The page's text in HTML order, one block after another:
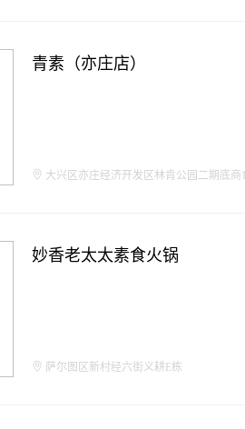
青素（亦庄店）
大兴区亦庄经济开发区林肯公园二期底商
妙香老太太素食火锅
萨尔图区新村经六街义耕E栋